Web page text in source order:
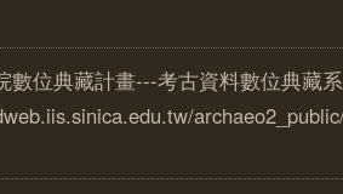
數位典藏計畫---考古資料數位典藏